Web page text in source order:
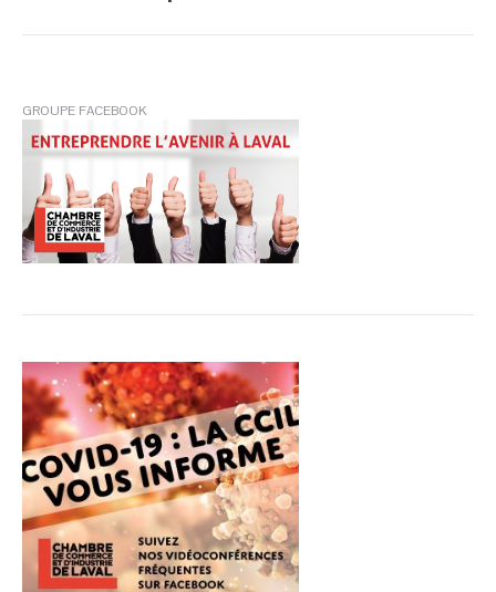
GROUPE FACEBOOK